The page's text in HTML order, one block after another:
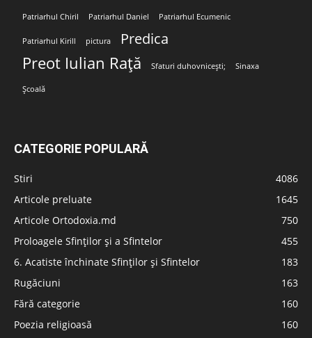
Patriarhul Chiril Patriarhul Daniel Patriarhul Ecumenic
Patriarhul Kirill pictura Predica
Preot Iulian Rață Sfaturi duhovnicești; Sinaxa
Școală
CATEGORIE POPULARĂ
Stiri
4086
Articole preluate
1645
Articole Ortodoxia.md
750
Proloagele Sfinților și a Sfintelor
455
6. Acatiste închinate Sfinților și Sfintelor
183
Rugăciuni
163
Fără categorie
160
Poezia religioasă
160